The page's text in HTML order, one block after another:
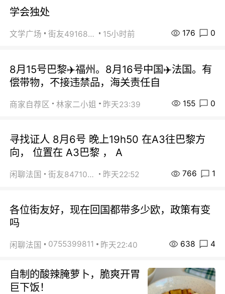
学会独处
文学广场 街友49168527 15小时前 176 0
8月15号巴黎✈️福州。8月16号中国✈️法国。有
偿带物，不接违禁品，海关责任自
商家自荐区 林家二小姐 昨天23:39 155 0
寻找证人 8月6号 晚上19h50 在A3往巴黎方
向， 位置在 A3巴黎 ， A
闲聊法国 街友84710671 昨天22:52 766 1
各位街友好，现在回国都带多少欧，政策有变
吗
闲聊法国 0755399811 昨天22:40 638 4
自制的酸辣腌萝卜，脆爽开胃
巨下饭！